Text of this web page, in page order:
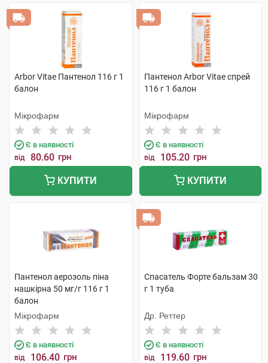
Arbor Vitae Пантенол 116 г 1
балон
Мікрофарм
Є в наявності
від 80.60 грн
КУПИТИ
Пантенол Arbor Vitae спрей
116 г 1 балон
Мікрофарм
Є в наявності
від 105.20 грн
КУПИТИ
Пантенол аерозоль піна
нашкірна 50 мг/г 116 г 1
балон
Мікрофарм
Є в наявності
від 106.40 грн
Спасатель Форте бальзам 30
г 1 туба
Др. Реттер
Є в наявності
від 119.60 грн